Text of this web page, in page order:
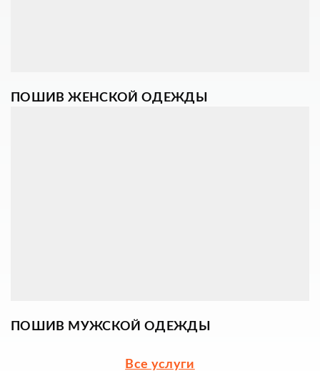
ПОШИВ ЖЕНСКОЙ ОДЕЖДЫ
ПОШИВ МУЖСКОЙ ОДЕЖДЫ
Все услуги